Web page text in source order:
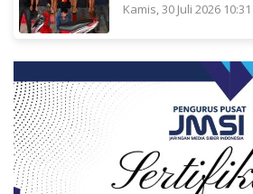
Kamis, 30 Juli 2026